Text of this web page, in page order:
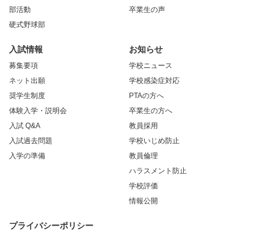
部活動
硬式野球部
卒業生の声
入試情報
募集要項
ネット出願
奨学生制度
体験入学・説明会
入試 Q&A
入試過去問題
入学の準備
お知らせ
学校ニュース
学校感染症対応
PTAの方へ
卒業生の方へ
教員採用
学校いじめ防止
教員倫理
ハラスメント防止
学校評価
情報公開
プライバシーポリシー